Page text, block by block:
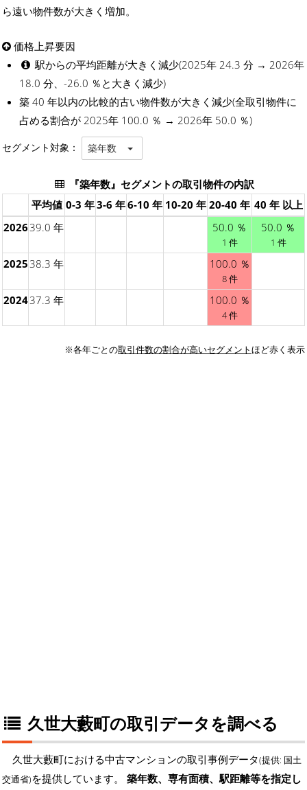
ら遠い物件数が大きく増加。
価格上昇要因
駅からの平均距離が大きく減少(2025年 24.3 分 → 2026年
18.0 分、-26.0 ％と大きく減少)
築 40 年以内の比較的古い物件数が大きく減少(全取引物件に
占める割合が 2025年 100.0 ％ → 2026年 50.0 ％)
セグメント対象： 築年数
『築年数』セグメントの取引物件の内訳
平均値 0-3 年3-6 年6-10 年 10-20 年 20-40 年 40 年 以上
202639.0 年 50.0 ％
1 件
50.0 ％
1 件
202538.3 年 100.0 ％
8 件
202437.3 年 100.0 ％
4 件
※各年ごとの取引件数の割合が高いセグメントほど赤く表示
久世大藪町の取引データを調べる
久世大藪町における中古マンションの取引事例データ(提供: 国土
交通省)を提供しています。 築年数、専有面積、駅距離等を指定し